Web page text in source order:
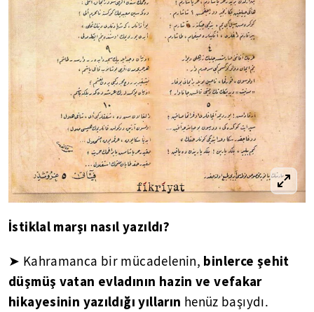
İstiklal marşı nasıl yazıldı?
➤ Kahramanca bir mücadelenin, binlerce şehit
düşmüş vatan evladının hazin ve vefakar
hikayesinin yazıldığı yılların henüz başıydı.